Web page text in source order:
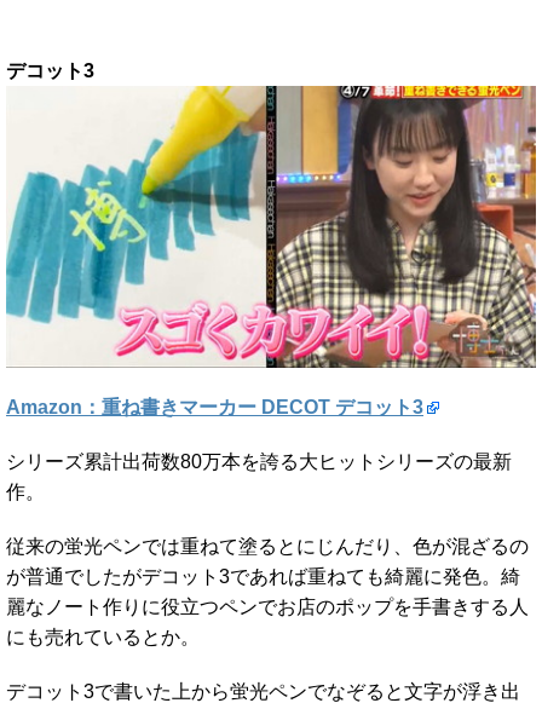
デコット3
Amazon：重ね書きマーカー DECOT デコット3
シリーズ累計出荷数80万本を誇る大ヒットシリーズの最新
作。
従来の蛍光ペンでは重ねて塗るとにじんだり、色が混ざるの
が普通でしたがデコット3であれば重ねても綺麗に発色。綺
麗なノート作りに役立つペンでお店のポップを手書きする人
にも売れているとか。
デコット3で書いた上から蛍光ペンでなぞると文字が浮き出